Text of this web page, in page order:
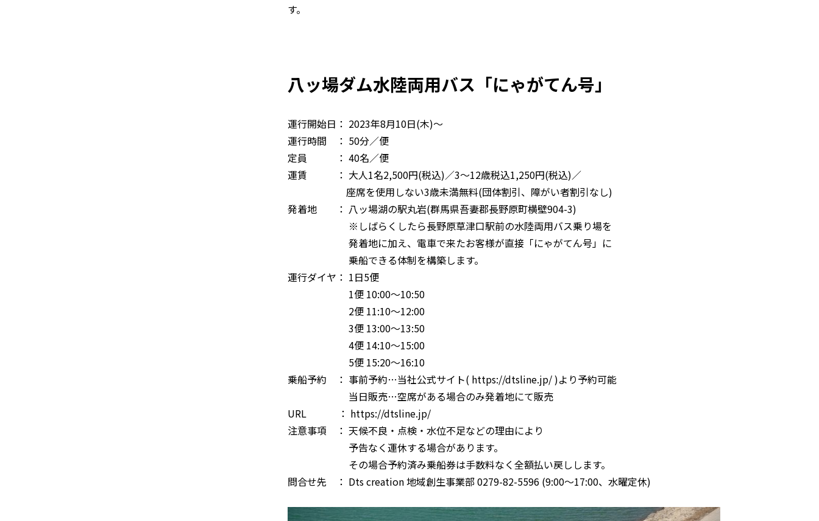
す。
八ッ場ダム水陸両用バス「にゃがてん号」
運行開始日： 2023年8月10日(木)～
運行時間 ： 50分／便
定員 ： 40名／便
運賃 ： 大人1名2,500円(税込)／3～12歳税込1,250円(税込)／
座席を使用しない3歳未満無料(団体割引、障がい者割引なし)
発着地 ： 八ッ場湖の駅丸岩(群馬県吾妻郡長野原町横壁904-3)
※しばらくしたら長野原草津口駅前の水陸両用バス乗り場を
発着地に加え、電車で来たお客様が直接「にゃがてん号」に
乗船できる体制を構築します。
運行ダイヤ： 1日5便
1便 10:00～10:50
2便 11:10～12:00
3便 13:00～13:50
4便 14:10～15:00
5便 15:20～16:10
乗船予約 ： 事前予約…当社公式サイト( https://dtsline.jp/)より予約可能
当日販売…空席がある場合のみ発着地にて販売
URL ： https://dtsline.jp/
注意事項 ： 天候不良・点検・水位不足などの理由により
予告なく運休する場合があります。
その場合予約済み乗船券は手数料なく全額払い戻しします。
問合せ先 ： Dts creation 地域創生事業部 0279-82-5596 (9:00～17:00、水曜定休)